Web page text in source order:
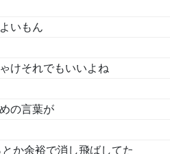
いもん
けそれでもいいよね
の言葉が
か余裕で消し飛ばしてた